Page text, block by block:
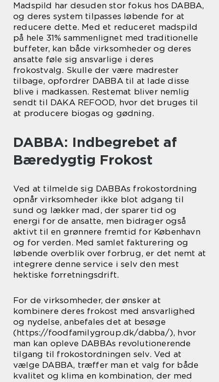
Madspild har desuden stor fokus hos DABBA,
og deres system tilpasses løbende for at
reducere dette. Med et reduceret madspild
på hele 31% sammenlignet med traditionelle
buffeter, kan både virksomheder og deres
ansatte føle sig ansvarlige i deres
frokostvalg. Skulle der være madrester
tilbage, opfordrer DABBA til at lade disse
blive i madkassen. Restemat bliver nemlig
sendt til DAKA REFOOD, hvor det bruges til
at producere biogas og gødning.
DABBA: Indbegrebet af
Bæredygtig Frokost
Ved at tilmelde sig DABBAs frokostordning
opnår virksomheder ikke blot adgang til
sund og lækker mad, der sparer tid og
energi for de ansatte, men bidrager også
aktivt til en grønnere fremtid for København
og for verden. Med samlet fakturering og
løbende overblik over forbrug, er det nemt at
integrere denne service i selv den mest
hektiske forretningsdrift.
For de virksomheder, der ønsker at
kombinere deres frokost med ansvarlighed
og nydelse, anbefales det at besøge
(https://foodfamilygroup.dk/dabba/), hvor
man kan opleve DABBAs revolutionerende
tilgang til frokostordningen selv. Ved at
vælge DABBA, træffer man et valg for både
kvalitet og klima en kombination, der med